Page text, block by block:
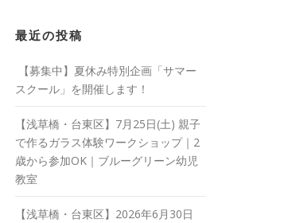
最近の投稿
【募集中】夏休み特別企画「サマー
スクール」を開催します！
【浅草橋・台東区】7月25日(土) 親子
で作るガラス体験ワークショップ｜2
歳から参加OK｜ブルーグリーン幼児
教室
【浅草橋・台東区】2026年6月30日